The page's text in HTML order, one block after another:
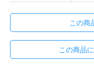
この商
この商品